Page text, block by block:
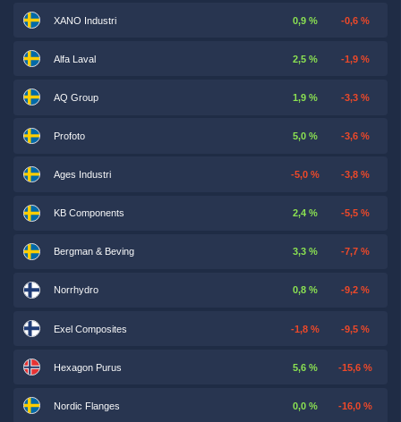
XANO Industri 0,9 % -0,6 %
Alfa Laval 2,5 % -1,9 %
AQ Group 1,9 % -3,3 %
Profoto 5,0 % -3,6 %
Ages Industri -5,0 % -3,8 %
KB Components 2,4 % -5,5 %
Bergman & Beving 3,3 % -7,7 %
Norrhydro 0,8 % -9,2 %
Exel Composites -1,8 % -9,5 %
Hexagon Purus 5,6 % -15,6 %
Nordic Flanges 0,0 % -16,0 %